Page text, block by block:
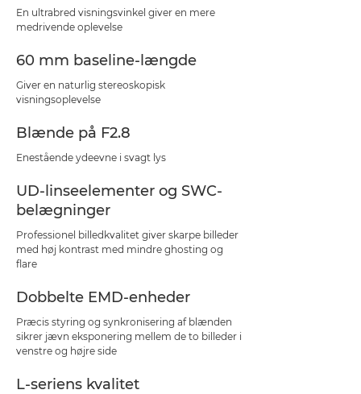
En ultrabred visningsvinkel giver en mere
medrivende oplevelse
60 mm baseline-længde
Giver en naturlig stereoskopisk
visningsoplevelse
Blænde på F2.8
Enestående ydeevne i svagt lys
UD-linseelementer og SWC-
belægninger
Professionel billedkvalitet giver skarpe billeder
med høj kontrast med mindre ghosting og
flare
Dobbelte EMD-enheder
Præcis styring og synkronisering af blænden
sikrer jævn eksponering mellem de to billeder i
venstre og højre side
L-seriens kvalitet